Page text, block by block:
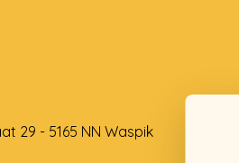
29 - 5165 NN Waspik